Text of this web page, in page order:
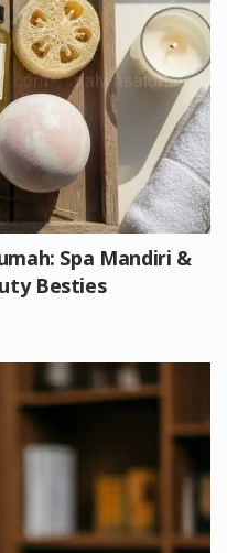
Spa Mandiri &
Besties